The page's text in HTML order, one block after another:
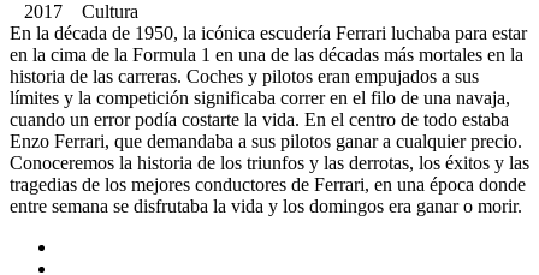
2017 Cultura
En la década de 1950, la icónica escudería Ferrari luchaba para estar
en la cima de la Formula 1 en una de las décadas más mortales en la
historia de las carreras. Coches y pilotos eran empujados a sus
límites y la competición significaba correr en el filo de una navaja,
cuando un error podía costarte la vida. En el centro de todo estaba
Enzo Ferrari, que demandaba a sus pilotos ganar a cualquier precio.
Conoceremos la historia de los triunfos y las derrotas, los éxitos y las
tragedias de los mejores conductores de Ferrari, en una época donde
entre semana se disfrutaba la vida y los domingos era ganar o morir.